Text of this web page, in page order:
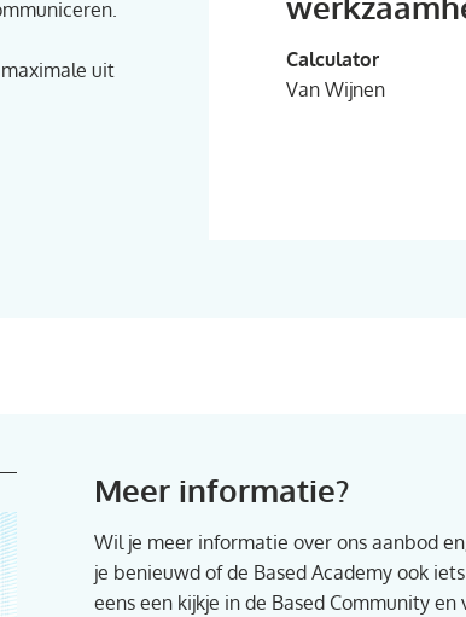
uit
Calculator
Van Wijnen
Meer informatie?
Wil je meer informatie over ons aanbod
je benieuwd of de Based Academy ook
eens een kijkje in de Based Community en